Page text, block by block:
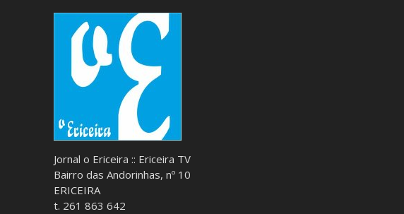
Jornal o Ericeira :: Ericeira TV
Bairro das Andorinhas, nº 10
ERICEIRA
t. 261 863 642